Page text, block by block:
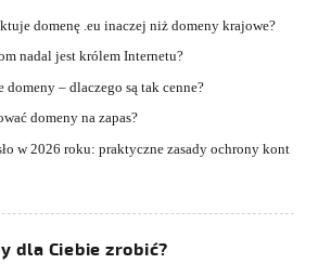
domenę .eu inaczej niż domeny krajowe?
nadal jest królem Internetu?
domeny – dlaczego są tak cenne?
domeny na zapas?
w 2026 roku: praktyczne zasady ochrony kont
dla Ciebie zrobić?